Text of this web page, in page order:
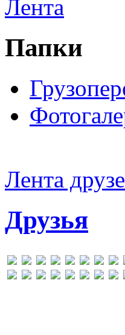
Лента
Папки
Лента
Друзья